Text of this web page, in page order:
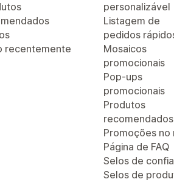
recentemente
personalizável
Listagem de
pedidos
Mosaicos
promocionais
Pop-ups
promocionais
Produtos
recomendados
Promoções no
Página de FAQ
Selos de
Selos de